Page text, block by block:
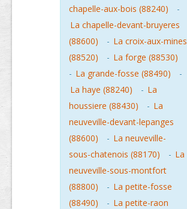
chapelle-aux-bois (88240)
-
La chapelle-devant-bruyeres
(88600)
- La croix-aux-mines
(88520)
- La forge (88530)
- La grande-fosse (88490)
-
La haye (88240)
- La
houssiere (88430)
- La
neuveville-devant-lepanges
(88600)
- La neuveville-
sous-chatenois (88170)
- La
neuveville-sous-montfort
(88800)
- La petite-fosse
(88490)
- La petite-raon